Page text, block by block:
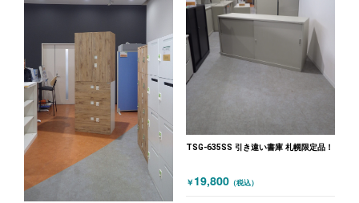
TSG-635SS 引き違い書庫 札幌限定品！
￥ 19,800 （税込）